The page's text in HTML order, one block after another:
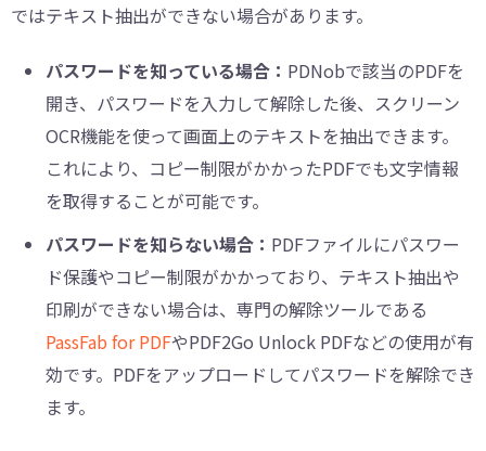
ではテキスト抽出ができない場合があります。
パスワードを知っている場合： PDNobで該当のPDFを
開き、パスワードを入力して解除した後、スクリーン
OCR機能を使って画面上のテキストを抽出できます。
これにより、コピー制限がかかったPDFでも文字情報
を取得することが可能です。
パスワードを知らない場合： PDFファイルにパスワー
ド保護やコピー制限がかかっており、テキスト抽出や
印刷ができない場合は、専門の解除ツールである
PassFab for PDFやPDF2Go Unlock PDFなどの使用が有
効です。PDFをアップロードしてパスワードを解除でき
ます。